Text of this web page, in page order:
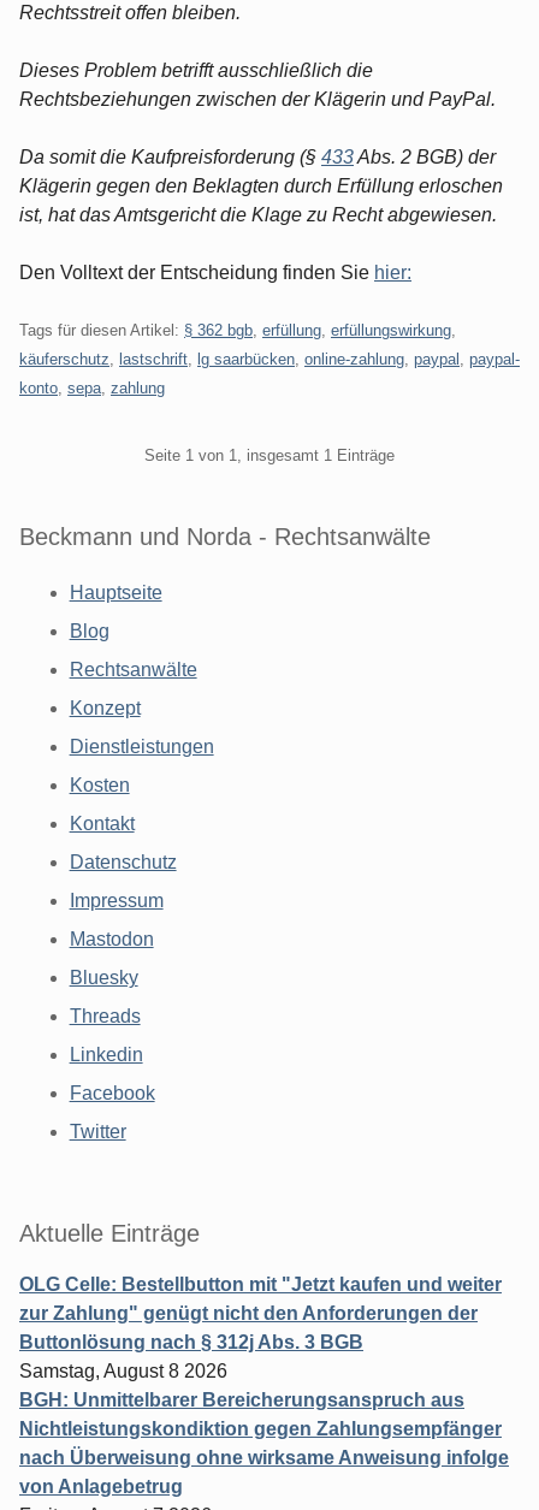
Rechtsstreit offen bleiben.
Dieses Problem betrifft ausschließlich die
Rechtsbeziehungen zwischen der Klägerin und PayPal.
Da somit die Kaufpreisforderung (§ 433Abs. 2 BGB) der
Klägerin gegen den Beklagten durch Erfüllung erloschen
ist, hat das Amtsgericht die Klage zu Recht abgewiesen.
Den Volltext der Entscheidung finden Sie hier:
Tags für diesen Artikel: § 362 bgb erfüllung erfüllungswirkung
käuferschutz
lastschrift lg saarbücken online-zahlung paypal
paypal-
konto sepa zahlung
Seite 1 von 1, insgesamt 1 Einträge
Beckmann und Norda - Rechtsanwälte
Hauptseite
Blog
Rechtsanwälte
Konzept
Dienstleistungen
Kosten
Kontakt
Datenschutz
Impressum
Mastodon
Bluesky
Threads
Linkedin
Facebook
Twitter
Aktuelle Einträge
OLG Celle: Bestellbutton mit "Jetzt kaufen und weiter
zur Zahlung" genügt nicht den Anforderungen der
Buttonlösung nach § 312j Abs. 3 BGB
Samstag, August 8 2026
BGH: Unmittelbarer Bereicherungsanspruch aus
Nichtleistungskondiktion gegen Zahlungsempfänger
nach Überweisung ohne wirksame Anweisung infolge
von Anlagebetrug